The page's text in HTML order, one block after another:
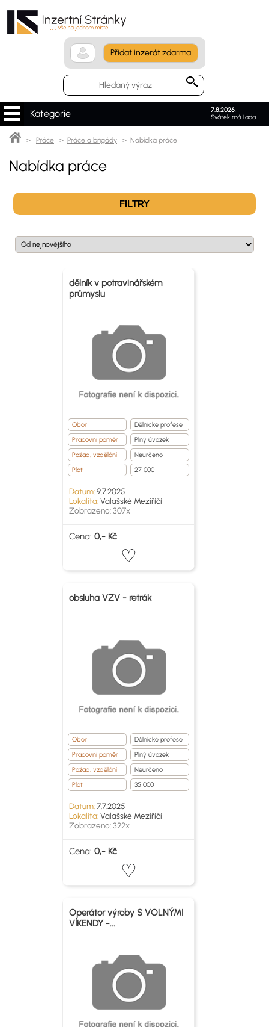
Přidat inzerát zdarma
7.8.2026.
Svátek má Lada.
Kategorie
> Práce > Práce a brigády > Nabídka práce
Nabídka práce
FILTRY
dělník v potravinářském
průmyslu
Obor
Dělnické profese
Pracovní poměr
Plný úvazek
Požad. vzdělání
Neurčeno
Plat
27 000
Datum:9.7.2025
Lokalita:Valašské Meziříčí
Zobrazeno: 307x
Cena: 0,- Kč
obsluha VZV - retrák
Obor
Dělnické profese
Pracovní poměr
Plný úvazek
Požad. vzdělání
Neurčeno
Plat
35 000
Datum:7.7.2025
Lokalita:Valašské Meziříčí
Zobrazeno: 322x
Cena: 0,- Kč
Operátor výroby S VOLNÝMI
VÍKENDY -...